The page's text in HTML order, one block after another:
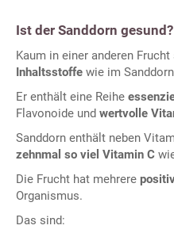
Ist der Sanddorn gesund?
Kaum in einer anderen
Inhaltsstoffe wie im
Er enthält eine Reihe
Flavonoide und wertvolle
Sanddorn enthält neben
zehnmal so viel Vitamin C
Die Frucht hat mehrere
Organismus.
Das sind: